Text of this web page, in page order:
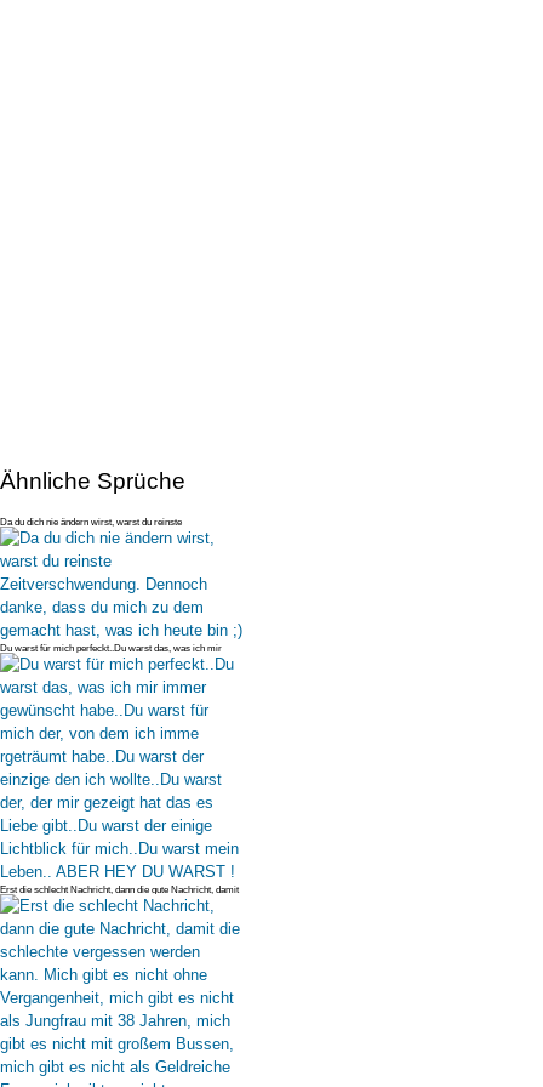
Ähnliche Sprüche
Da du dich nie ändern wirst, warst du reinste
Zeitverschwendung. Dennoch
Du warst für mich perfeckt..Du warst das, was ich mir
immer gewünscht ha
Erst die schlecht Nachricht, dann die gute Nachricht, damit
die schlecht